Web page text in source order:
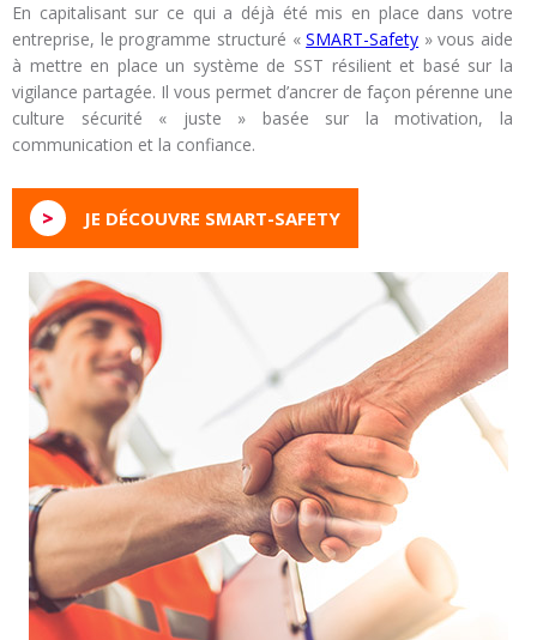
En capitalisant sur ce qui a déjà été mis en place dans votre
entreprise, le programme structuré «SMART-Safety » vous aide
à mettre en place un système de SST résilient et basé sur la
vigilance partagée. Il vous permet d’ancrer de façon pérenne une
culture sécurité « juste » basée sur la motivation, la
communication et la confiance.
> JE DÉCOUVRE SMART-SAFETY